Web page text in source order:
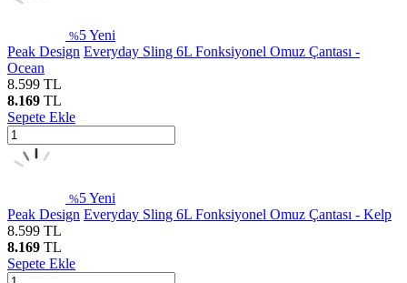
%5Yeni
Peak Design Everyday Sling 6L Fonksiyonel Omuz Çantası -
Ocean
8.599 TL
8.169 TL
Sepete Ekle
%5Yeni
Peak Design Everyday Sling 6L Fonksiyonel Omuz Çantası - Kelp
8.599 TL
8.169 TL
Sepete Ekle